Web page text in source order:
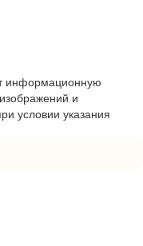
информационную
и
условии указания